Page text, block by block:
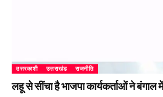
उत्तरकाशी उत्तराखंड राजनीति
लहू से सींचा है भाजपा कार्यकर्ताओं ने